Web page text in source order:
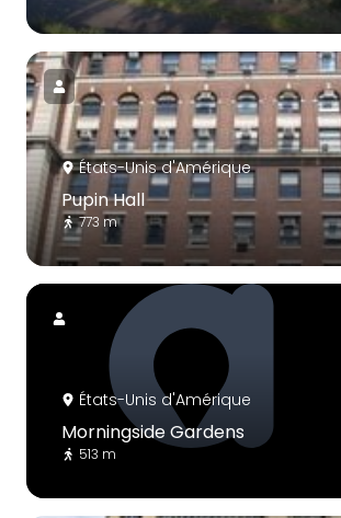
États-Unis d'Amérique
Pupin Hall
773 m
États-Unis d'Amérique
Morningside Gardens
513 m